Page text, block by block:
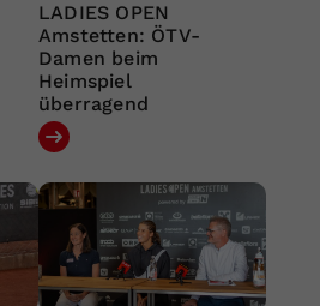
LADIES OPEN
Amstetten: ÖTV-
Damen beim
Heimspiel
überragend